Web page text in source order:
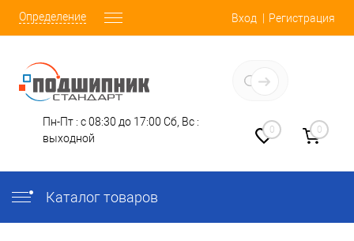
Определение Вход Регистрация
Пн-Пт : с 08:30 до 17:00 Сб, Вс :
выходной
0 0
Каталог товаров